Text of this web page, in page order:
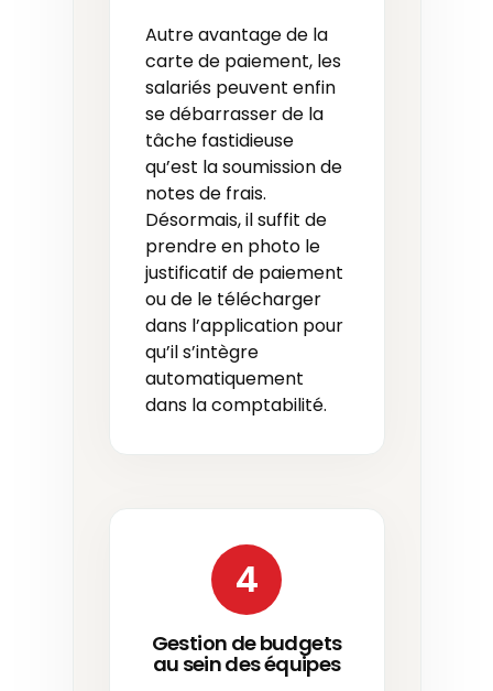
Autre avantage de la
carte de paiement, les
salariés peuvent enfin
se débarrasser de la
tâche fastidieuse
qu’est la soumission de
notes de frais.
Désormais, il suffit de
prendre en photo le
justificatif de paiement
ou de le télécharger
dans l’application pour
qu’il s’intègre
automatiquement
dans la comptabilité.
4
Gestion de budgets
au sein des équipes